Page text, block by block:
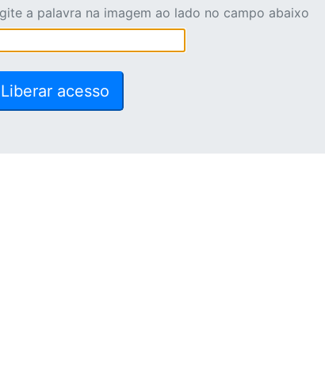
a palavra na imagem ao lado no campo abaixo